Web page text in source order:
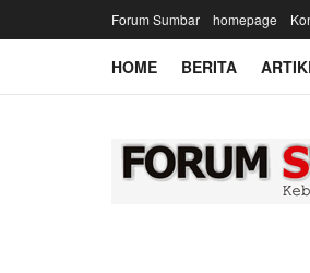
Forum Sumbar homepage
HOME BERITA